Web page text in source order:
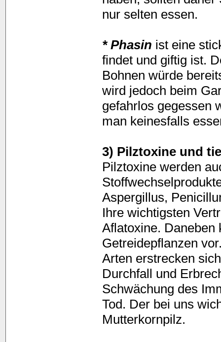
nur selten essen.
* Phasin ist eine
findet und giftig ist.
Bohnen würde
wird jedoch beim
gefahrlos gegessen
man keinesfalls
3) Pilztoxine und
Pilztoxine werden
Aspergillus,
Ihre wichtigsten
Aflatoxine. Daneben
Getreidepflanzen
Arten erstrecken
Durchfall und
Schwächung des
Tod. Der bei uns
Mutterkornpilz.